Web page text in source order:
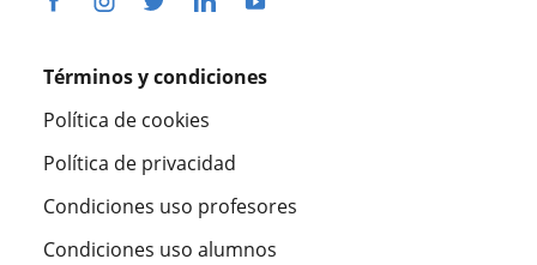
Términos y condiciones
Política de cookies
Política de privacidad
Condiciones uso profesores
Condiciones uso alumnos